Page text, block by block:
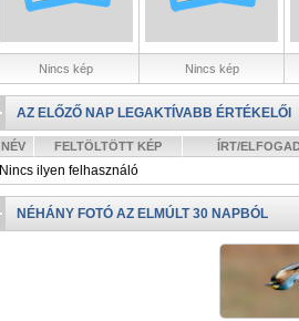
Nincs kép Nincs kép
AZ ELŐZŐ NAP LEGAKTÍVABB ÉRTÉKELŐI
NÉV FELTÖLTÖTT KÉP ÍRT/
Nincs ilyen felhasználó
NÉHÁNY FOTÓ AZ ELMÚLT 30 NAPBÓL